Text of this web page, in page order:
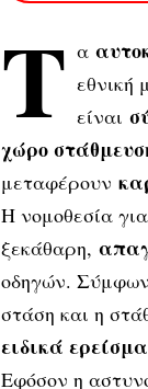
Τ α
εθνική
είναι
χώρο
μεταφέρουν
Η νομοθεσία
ξεκάθαρη,
οδηγών.
στάση και η
ειδικά
Εφόσον η